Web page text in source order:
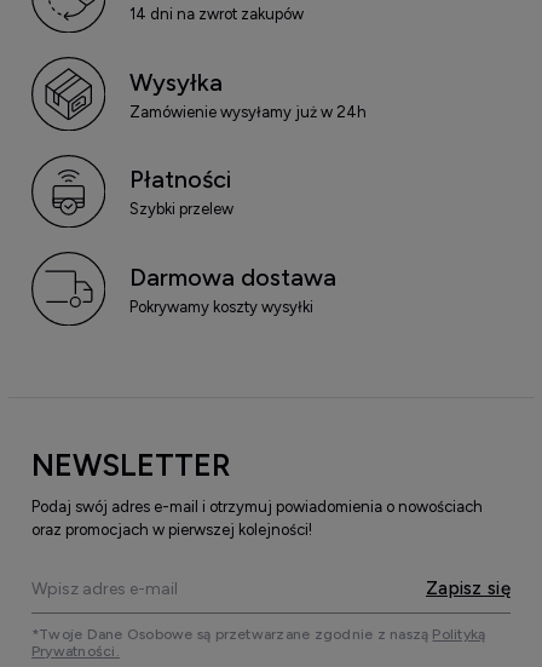
14 dni na zwrot zakupów
Wysyłka
Zamówienie wysyłamy już w 24h
Płatności
Szybki przelew
Darmowa dostawa
Pokrywamy koszty wysyłki
NEWSLETTER
Podaj swój adres e-mail i otrzymuj powiadomienia o nowościach
oraz promocjach w pierwszej kolejności!
Zapisz się
*Twoje Dane Osobowe są przetwarzane zgodnie z naszą Polityką
Prywatności.